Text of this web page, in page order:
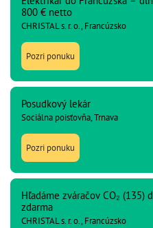
800 € netto
CHRISTAL s. r. o., Francúzsko
Pozri ponuku
Posudkový lekár
Sociálna poisťovňa, Trnava
Pozri ponuku
Hľadáme zváračov CO₂ (135)
zdarma
CHRISTAL s. r. o., Francúzsko